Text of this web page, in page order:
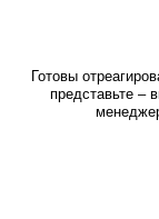
Готовы
представьте –